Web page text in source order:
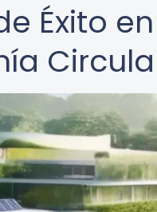
Éxito